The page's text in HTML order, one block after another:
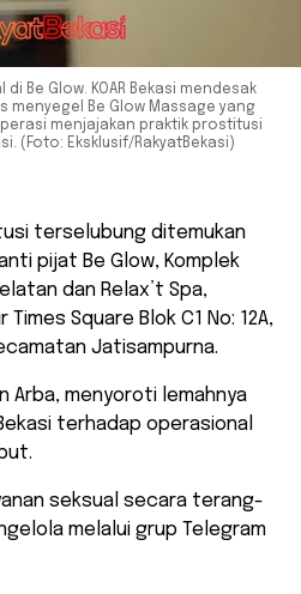
Be Glow. KOAR Bekasi mendesak
menyegel Be Glow Massage yang
menjajakan praktik prostitusi
(Foto: Eksklusif/RakyatBekasi)
terselubung ditemukan
pijat Be Glow, Komplek
dan Relax’t Spa,
Times Square Blok C1 No: 12A,
Jatisampurna.
Arba, menyoroti lemahnya
terhadap operasional
seksual secara terang-
melalui grup Telegram